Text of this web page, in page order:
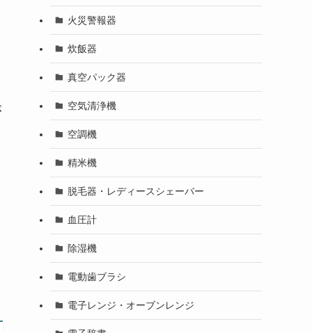
火災警報器
炊飯器
真空パック器
空気清浄機
空調機
精米機
脱毛器・レディースシェーバー
血圧計
除湿機
電動歯ブラシ
電子レンジ・オーブンレンジ